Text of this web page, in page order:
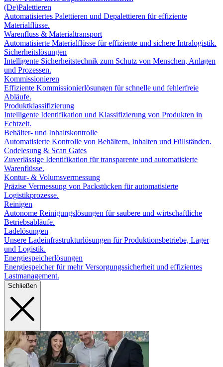
(De)Palettieren
Automatisiertes Palettieren und Depalettieren für effiziente
Materialflüsse.
Warenfluss & Materialtransport
Automatisierte Materialflüsse für effiziente und sichere Intralogistik.
Sicherheitslösungen
Intelligente Sicherheitstechnik zum Schutz von Menschen, Anlagen
und Prozessen.
Kommissionieren
Effiziente Kommissionierlösungen für schnelle und fehlerfreie
Abläufe.
Produktklassifizierung
Intelligente Identifikation und Klassifizierung von Produkten in
Echtzeit.
Behälter- und Inhaltskontrolle
Automatisierte Kontrolle von Behältern, Inhalten und Füllständen.
Codelesung & Scan Gates
Zuverlässige Identifikation für transparente und automatisierte
Warenflüsse.
Kontur- & Volumsvermessung
Präzise Vermessung von Packstücken für automatisierte
Logistikprozesse.
Reinigen
Autonome Reinigungslösungen für saubere und wirtschaftliche
Betriebsabläufe.
Ladelösungen
Unsere Ladeinfrastrukturlösungen für Produktionsbetriebe, Lager
und Logistik.
Energiespeicherlösungen
Energiespeicher für mehr Versorgungssicherheit und effizientes
Lastmanagement.
Schließen